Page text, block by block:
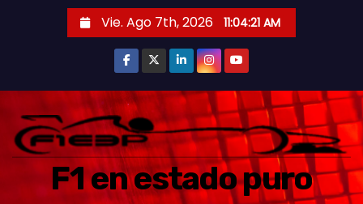
Vie. Ago 7th, 2026 11:04:22 AM
F1 en estado puro